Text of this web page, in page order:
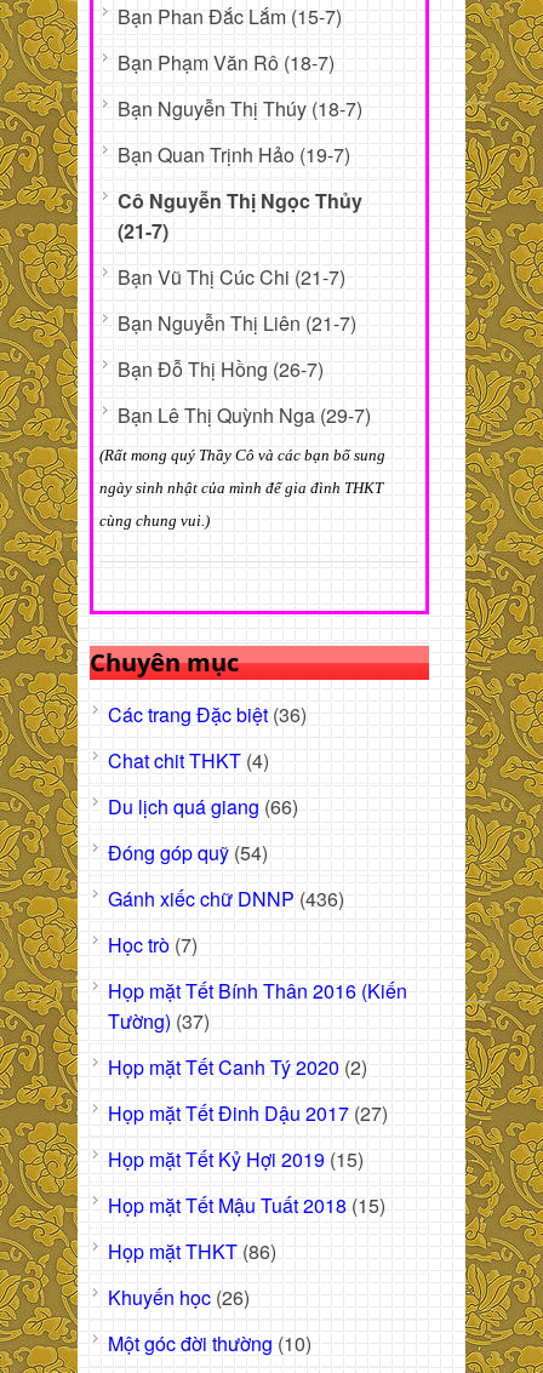
Bạn Phan Đắc Lắm (15-7)
Bạn Phạm Văn Rô (18-7)
Bạn Nguyễn Thị Thúy (18-7)
Bạn Quan Trịnh Hảo (19-7)
Cô Nguyễn Thị Ngọc Thủy
(21-7)
Bạn Vũ Thị Cúc Chi (21-7)
Bạn Nguyễn Thị Liên (21-7)
Bạn Đỗ Thị Hồng (26-7)
Bạn Lê Thị Quỳnh Nga (29-7)
(Rất mong quý Thầy Cô và các bạn bổ sung
ngày sinh nhật của mình để gia đình THKT
cùng chung vui.)
Chuyên mục
Các trang Đặc biệt (36)
Chat chit THKT (4)
Du lịch quá giang (66)
Đóng góp quỹ (54)
Gánh xiếc chữ DNNP (436)
Học trò (7)
Họp mặt Tết Bính Thân 2016 (Kiến
Tường) (37)
Họp mặt Tết Canh Tý 2020 (2)
Họp mặt Tết Đinh Dậu 2017 (27)
Họp mặt Tết Kỷ Hợi 2019 (15)
Họp mặt Tết Mậu Tuất 2018 (15)
Họp mặt THKT (86)
Khuyến học (26)
Một góc đời thường (10)